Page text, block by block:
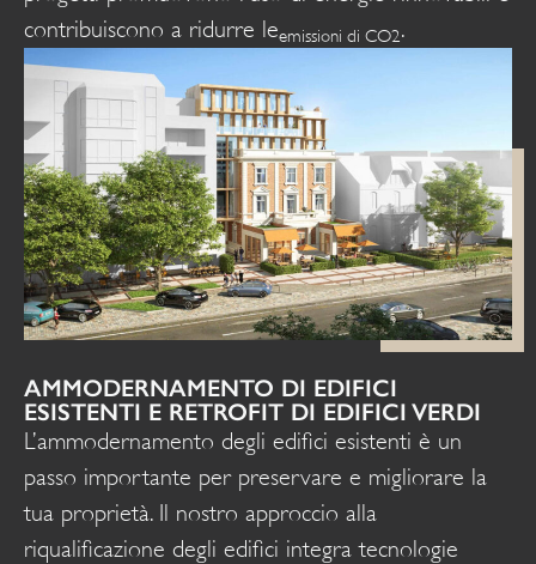
contribuiscono a ridurre leemissioni di CO2.
AMMODERNAMENTO DI EDIFICI
ESISTENTI E RETROFIT DI EDIFICI VERDI
L’ammodernamento degli edifici esistenti è un
passo importante per preservare e migliorare la
tua proprietà. Il nostro approccio alla
riqualificazione degli edifici integra tecnologie